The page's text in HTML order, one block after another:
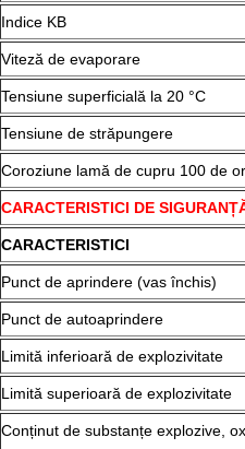
Indice KB
Viteză de evaporare
Tensiune superficială la 20 °C
Tensiune de străpungere
Coroziune lamă de cupru 100 de
CARACTERISTICI DE
CARACTERISTICI
Punct de aprindere (vas închis)
Punct de autoaprindere
Limită inferioară de explozivitate
Limită superioară de explozivitate
Conținut de substanțe explozive,